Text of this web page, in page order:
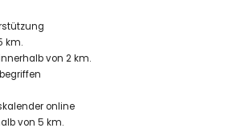
Mediterraneo, Javea (innerhalb von 5
la Barraca, Javea (innerhalb von 5
del Mar,Javea (innerhalb von 10 Kilometern
Javea (innerhalb von 5 Kilometern der
(innerhalb von 100 Kilometern der
km.
von 2 km.
online
von 5 km.